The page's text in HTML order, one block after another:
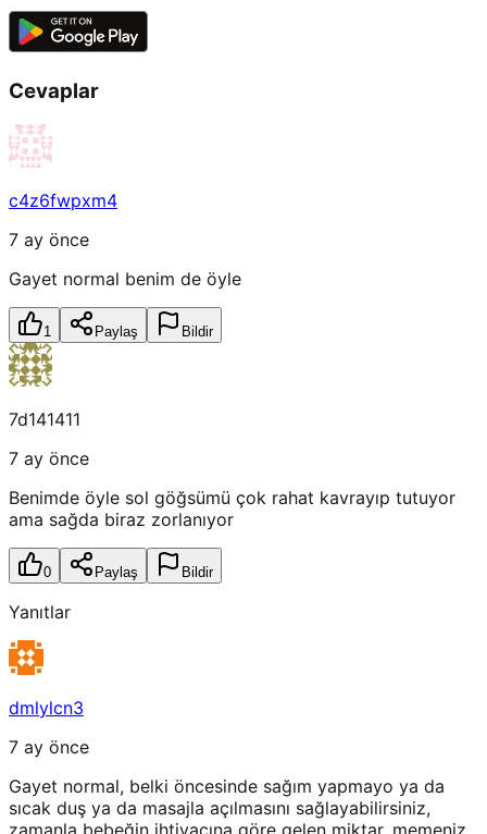
Cevaplar
c4z6fwpxm4
7 ay önce
Gayet normal benim de öyle
1 Paylaş Bildir
7d141411
7 ay önce
Benimde öyle sol göğsümü çok rahat kavrayıp tutuyor
ama sağda biraz zorlanıyor
0 Paylaş Bildir
Yanıtlar
dmlylcn3
7 ay önce
Gayet normal, belki öncesinde sağım yapmayo ya da
sıcak duş ya da masajla açılmasını sağlayabilirsiniz,
zamanla bebeğin ihtiyacına göre gelen miktar, memeniz